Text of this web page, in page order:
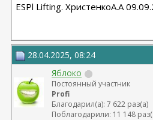
ESPl Lifting. ХристенкоА.А
28.04.2025, 08:24
Яблоко
Постоянный участник
Profi
Благодарил(а): 7 622 раз(а)
Поблагодарили: 11 148